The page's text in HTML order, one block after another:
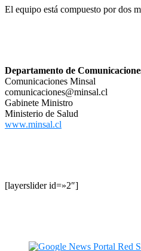
El equipo está compuesto por dos
Departamento de
Comunicaciones Minsal
comunicaciones@minsal.cl
Gabinete Ministro
Ministerio de Salud
www.minsal.cl
[layerslider id=»2″]